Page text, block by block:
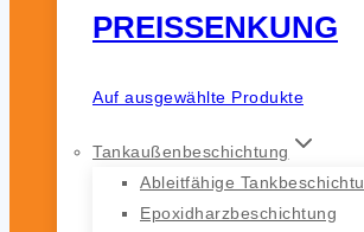
PREISSENKUNG
Auf ausgewählte Produkte
Tankaußenbeschichtung
Ableitfähige
Epoxidharzbeschichtung